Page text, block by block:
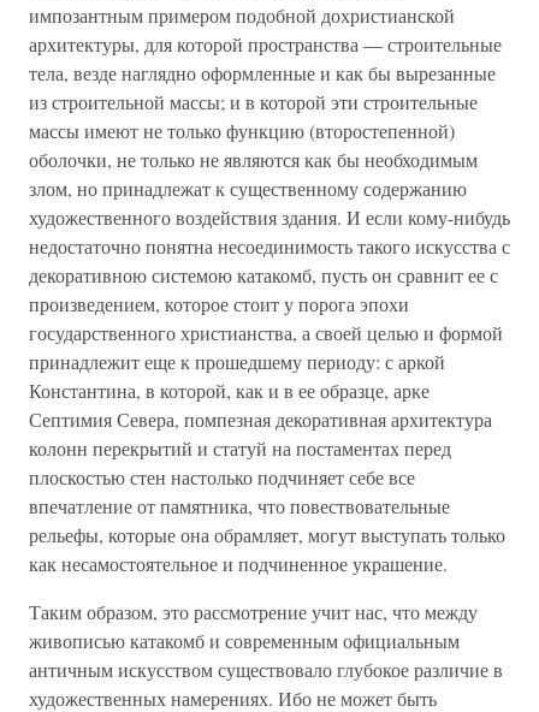
импозантным примером подобной дохристианской
архитектуры, для которой пространства — строительные
тела, везде наглядно оформленные и как бы вырезанные
из строительной массы; и в которой эти строительные
массы имеют не только функцию (второстепенной)
оболочки, не только не являются как бы необходимым
злом, но принадлежат к существенному содержанию
художественного воздействия здания. И если кому-нибудь
недостаточно понятна несоединимость такого искусства с
декоративною системою катакомб, пусть он сравнит ее с
произведением, которое стоит у порога эпохи
государственного христианства, а своей целью и формой
принадлежит еще к прошедшему периоду: с аркой
Константина, в которой, как и в ее образце, арке
Септимия Севера, помпезная декоративная архитектура
колонн перекрытий и статуй на постаментах перед
плоскостью стен настолько подчиняет себе все
впечатление от памятника, что повествовательные
рельефы, которые она обрамляет, могут выступать только
как несамостоятельное и подчиненное украшение.
Таким образом, это рассмотрение учит нас, что между
живописью катакомб и современным официальным
античным искусством существовало глубокое различие в
художественных намерениях. Ибо не может быть